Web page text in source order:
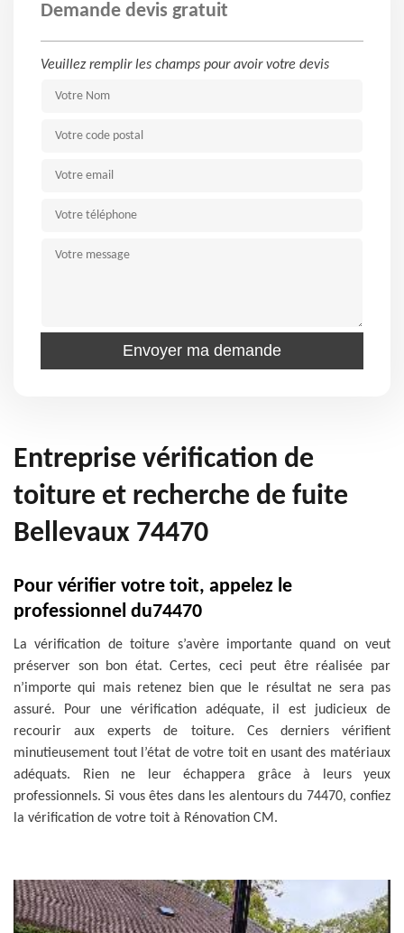
Demande devis gratuit
Veuillez remplir les champs pour avoir votre devis
Entreprise vérification de
toiture et recherche de fuite
Bellevaux 74470
Pour vérifier votre toit, appelez le
professionnel du74470
La vérification de toiture s’avère importante quand on veut
préserver son bon état. Certes, ceci peut être réalisée par
n’importe qui mais retenez bien que le résultat ne sera pas
assuré. Pour une vérification adéquate, il est judicieux de
recourir aux experts de toiture. Ces derniers vérifient
minutieusement tout l’état de votre toit en usant des matériaux
adéquats. Rien ne leur échappera grâce à leurs yeux
professionnels. Si vous êtes dans les alentours du 74470, confiez
la vérification de votre toit à Rénovation CM.